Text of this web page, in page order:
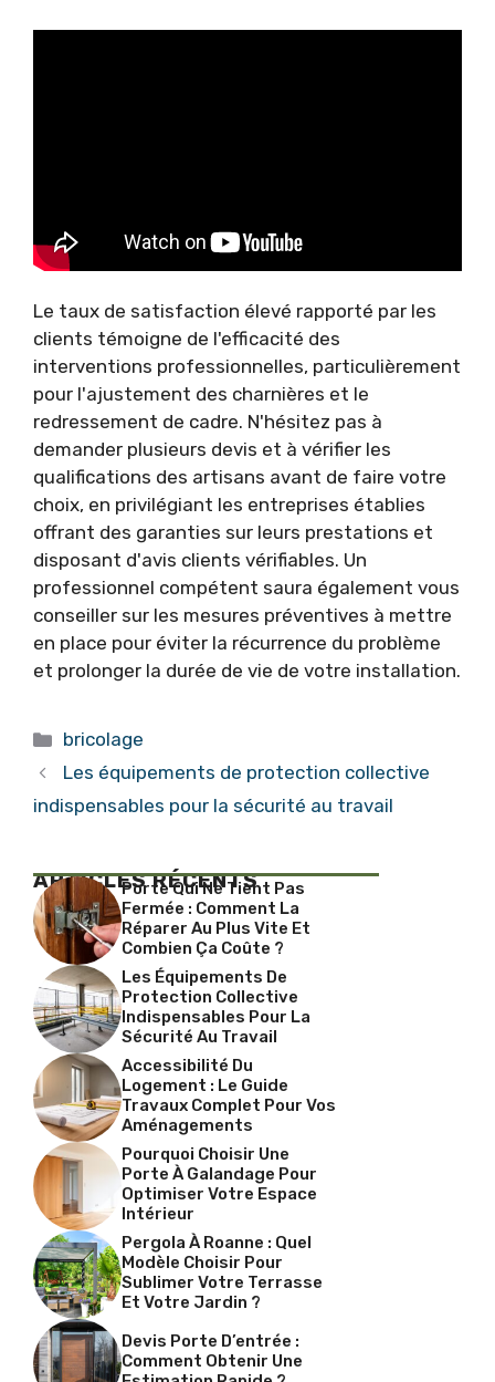
Le taux de satisfaction élevé rapporté par les
clients témoigne de l'efficacité des
interventions professionnelles, particulièrement
pour l'ajustement des charnières et le
redressement de cadre. N'hésitez pas à
demander plusieurs devis et à vérifier les
qualifications des artisans avant de faire votre
choix, en privilégiant les entreprises établies
offrant des garanties sur leurs prestations et
disposant d'avis clients vérifiables. Un
professionnel compétent saura également vous
conseiller sur les mesures préventives à mettre
en place pour éviter la récurrence du problème
et prolonger la durée de vie de votre installation.
Catégories
bricolage
Les équipements de protection collective
indispensables pour la sécurité au travail
ARTICLES RÉCENTS
Porte Qui Ne Tient Pas
Fermée : Comment La
Réparer Au Plus Vite Et
Combien Ça Coûte ?
Les Équipements De
Protection Collective
Indispensables Pour La
Sécurité Au Travail
Accessibilité Du
Logement : Le Guide
Travaux Complet Pour Vos
Aménagements
Pourquoi Choisir Une
Porte À Galandage Pour
Optimiser Votre Espace
Intérieur
Pergola À Roanne : Quel
Modèle Choisir Pour
Sublimer Votre Terrasse
Et Votre Jardin ?
Devis Porte D’entrée :
Comment Obtenir Une